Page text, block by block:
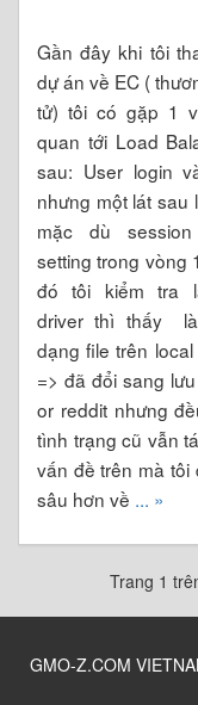
Gần đây khi tôi
dự án về EC (
tử) tôi có gặp 1
quan tới Load
sau: User login
nhưng một lát sau
mặc dù
setting trong vòng
đó tôi kiểm tra
driver thì thấy
dạng file trên
=> đã đổi sang
or reddit nhưng
tình trạng cũ vẫn
vấn đề trên mà tôi
sâu hơn về ... »
Trang 1
GMO-Z.COM